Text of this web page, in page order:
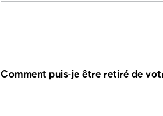
Comment puis-je être retiré de